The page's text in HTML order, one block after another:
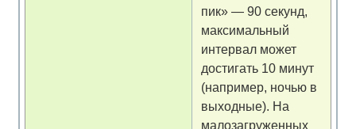
пик» — 90 секунд,
максимальный
интервал может
достигать 10 минут
(например, ночью в
выходные). На
малозагруженных